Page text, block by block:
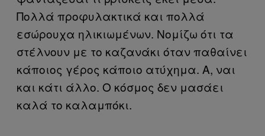
Πολλά προφυλακτικά και πολλά
εσώρουχα ηλικιωμένων. Νομίζω ότι τα
στέλνουν με το καζανάκι όταν παθαίνει
κάποιος γέρος κάποιο ατύχημα. Α, ναι
και κάτι άλλο. Ο κόσμος δεν μασάει
καλά το καλαμπόκι.